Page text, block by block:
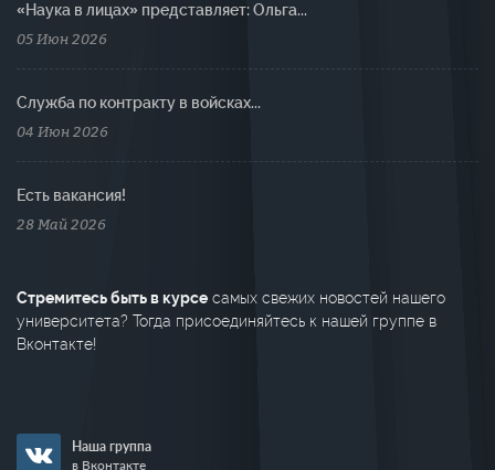
«Наука в лицах» представляет: Ольга...
05 Июн 2026
Cлужба по контракту в войсках...
04 Июн 2026
Есть вакансия!
28 Май 2026
Стремитесь быть в курсе самых свежих новостей нашего
университета? Тогда присоединяйтесь к нашей группе в
Вконтакте!
Наша группа
в Вконтакте